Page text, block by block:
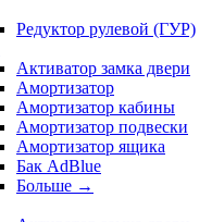
Редуктор рулевой (ГУР)
Активатор замка двери
Амортизатор
Амортизатор кабины
Амортизатор подвески
Амортизатор ящика
Бак AdBlue
Больше →